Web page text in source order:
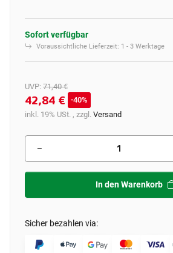
Sofort verfügbar
Voraussichtliche Lieferzeit: 1 - 3 Werktage
UVP: 71,40 €
42,84 €
40%
inkl. 19% USt. , zzgl. Versand
In den Warenkorb
Sicher bezahlen via: